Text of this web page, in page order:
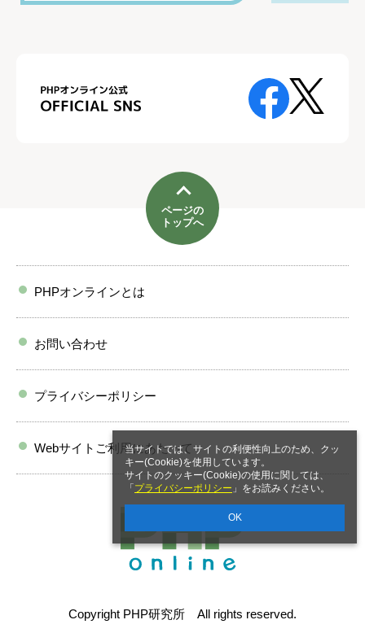
当サイトでは、サイトの利便性向上のため、クッ
キー(Cookie)を使用しています。
サイトのクッキー(Cookie)の使用に関しては、
「 プライバシーポリシー 」をお読みください。
OK
ページの
トップへ
PHPオンラインとは
お問い合わせ
プライバシーポリシー
Webサイトご利用にあたって
Copyright PHP研究所 All rights reserved.